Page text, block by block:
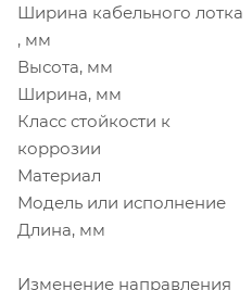
Ширина кабельного лотка
, мм
Высота, мм
Ширина, мм
Класс стойкости к
коррозии
Материал
Модель или исполнение
Длина, мм
Изменение направления